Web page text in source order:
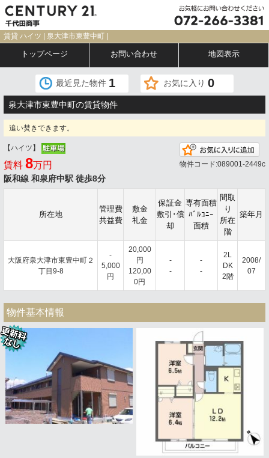
賃貸 ハイツ | 泉大津市東豊中町 |
トップページ お問い合わせ 地図表示
最近見た物件 1 お気に入り 0
泉大津市東豊中町の賃貸物件
追い焚きできます。
【ハイツ】
賃料 8万円
阪和線 和泉府中駅 徒歩8分
物件コード:089001-2449c
所在地
管理費
共益費
敷金
礼金
保証金
敷引･償
却
専有面積
ﾊﾞﾙｺﾆｰ
面積
間取
り
所在
階
築年月
大阪府泉大津市東豊中町２
丁目9-8
-
5,000
円
20,000
円
120,00
0円
-
-
-
-
2L
DK
2階
2008/
07
物件基本情報